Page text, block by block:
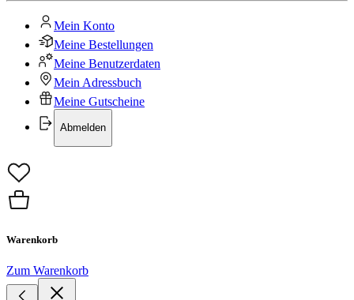
Mein Konto
Meine Bestellungen
Meine Benutzerdaten
Mein Adressbuch
Meine Gutscheine
Abmelden
Warenkorb
Zum Warenkorb